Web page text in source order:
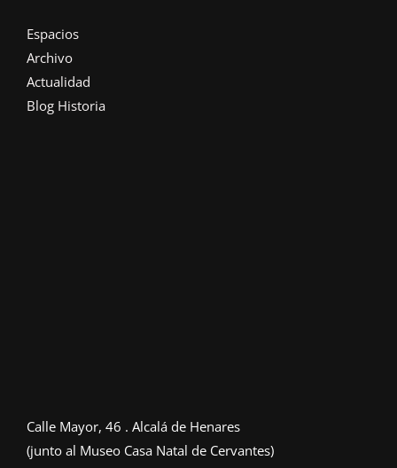
Espacios
Archivo
Actualidad
Blog Historia
Calle Mayor, 46 . Alcalá de Henares
(junto al Museo Casa Natal de Cervantes)